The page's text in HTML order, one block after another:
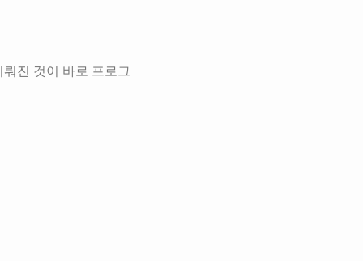
진 것이 바로 프로그